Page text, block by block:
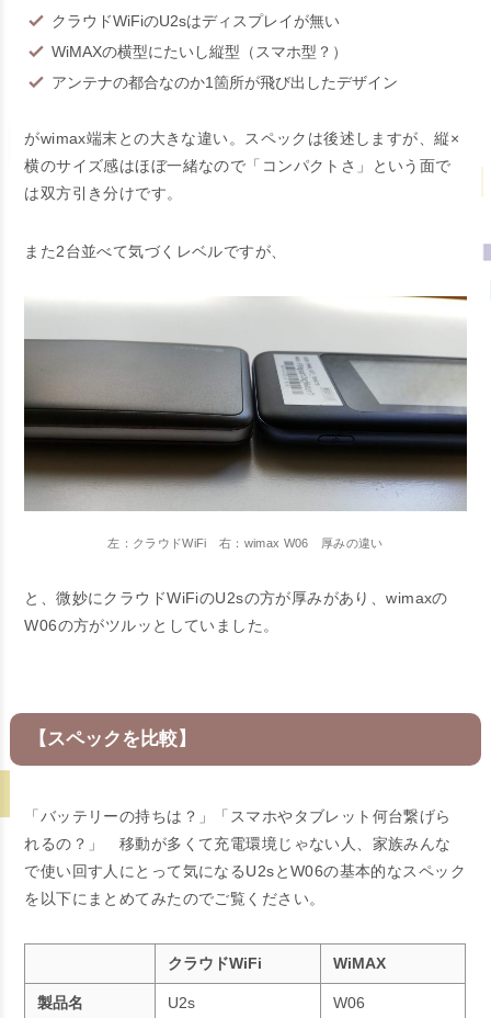
クラウドWiFiのU2sはディスプレイが無い
WiMAXの横型にたいし縦型（スマホ型？）
アンテナの都合なのか1箇所が飛び出したデザイン
がwimax端末との大きな違い。スペックは後述しますが、縦×
横のサイズ感はほぼ一緒なので「コンパクトさ」という面で
は双方引き分けです。
また2台並べて気づくレベルですが、
左：クラウドWiFi 右：wimax W06 厚みの違い
と、微妙にクラウドWiFiのU2sの方が厚みがあり、wimaxの
W06の方がツルッとしていました。
【スペックを比較】
「バッテリーの持ちは？」「スマホやタブレット何台繋げら
れるの？」 移動が多くて充電環境じゃない人、家族みんな
で使い回す人にとって気になるU2sとW06の基本的なスペック
を以下にまとめてみたのでご覧ください。
クラウドWiFi WiMAX
製品名 U2s W06